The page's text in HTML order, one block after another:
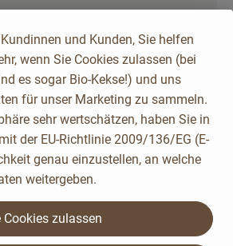
Ur-Salz im Streuer 400g
6,23 € /1kg
Artikelanzahl
Gesamtpreis:0,00 €
und Kunden, Sie helfen
wenn Sie Cookies zulassen (bei
es sogar Bio-Kekse!) und uns
für unser Marketing zu sammeln.
sehr wertschätzen, haben Sie in
der EU-Richtlinie 2009/136/EG (E-
genau einzustellen, an welche
weitergeben.
zulassen